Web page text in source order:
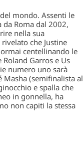
mondo. Assenti le
Roma dal 2002,
nella sua
che Justine
centellinando le
Garros e Us
numero uno sarà
Masha (semifinalista al
e spalla che
in gonnella, ha
non capiti la stessa